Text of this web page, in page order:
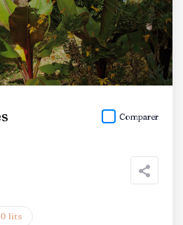
Comparer
0 lits